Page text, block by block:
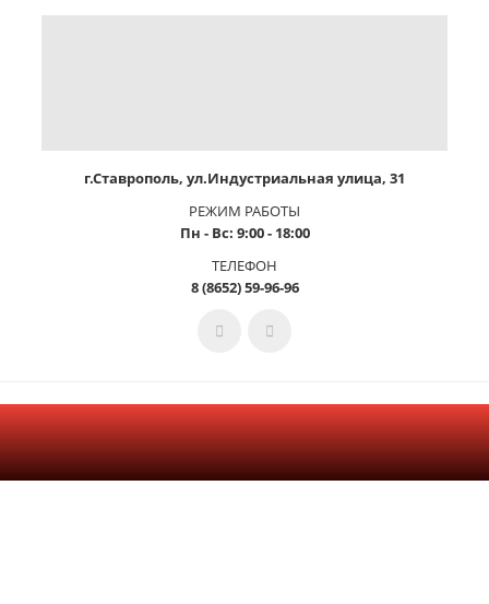
г.Ставрополь, ул.Индустриальная улица, 31
РЕЖИМ РАБОТЫ
Пн - Вс: 9:00 - 18:00
ТЕЛЕФОН
8 (8652) 59-96-96